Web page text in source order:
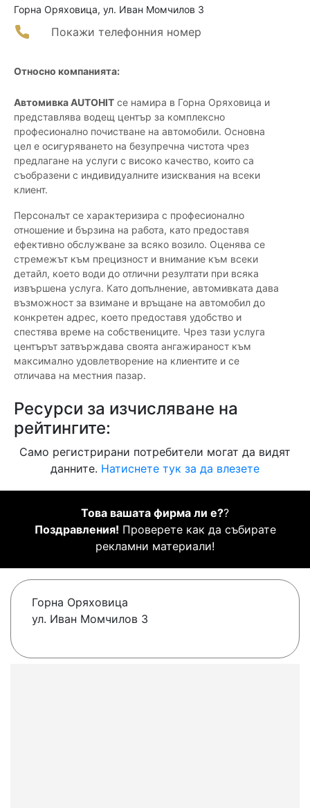
Горна Оряховица, ул. Иван Момчилов 3
Покажи телефонния номер
Относно компанията:
Автомивка AUTOHIT се намира в Горна Оряховица и
представлява водещ център за комплексно
професионално почистване на автомобили. Основна
цел е осигуряването на безупречна чистота чрез
предлагане на услуги с високо качество, които са
съобразени с индивидуалните изисквания на всеки
клиент.
Персоналът се характеризира с професионално
отношение и бързина на работа, като предоставя
ефективно обслужване за всяко возило. Оценява се
стремежът към прецизност и внимание към всеки
детайл, което води до отлични резултати при всяка
извършена услуга. Като допълнение, автомивката дава
възможност за взимане и връщане на автомобил до
конкретен адрес, което предоставя удобство и
спестява време на собствениците. Чрез тази услуга
центърът затвърждава своята ангажираност към
максимално удовлетворение на клиентите и се
отличава на местния пазар.
Ресурси за изчисляване на
рейтингите:
Само регистрирани потребители могат да видят
данните. Натиснете тук за да влезете
Това вашата фирма ли е??
Поздравления! Проверете как да събирате
рекламни материали!
Горна Оряховица
ул. Иван Момчилов 3